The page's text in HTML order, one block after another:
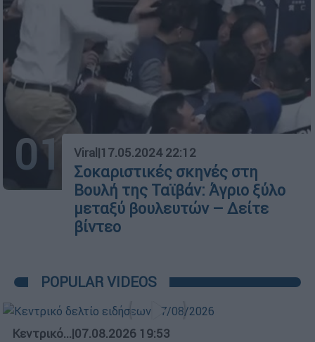
01 Viral |17.05.2024 22:12
Σοκαριστικές σκηνές στη
Βουλή της Ταϊβάν: Άγριο ξύλο
μεταξύ βουλευτών – Δείτε
βίντεο
POPULAR VIDEOS
Κεντρικό...|07.08.2026 19:53